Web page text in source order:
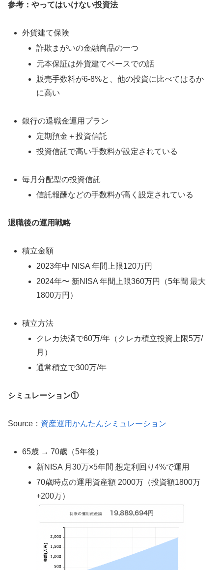
参考：やってはいけない投資法
外貨建て保険
詐欺まがいの金融商品の一つ
元本保証は外貨建てベースでの話
販売手数料が6-8%と、他の投資に比べてはるか
に高い
銀行の退職金運用プラン
定期預金＋投資信託
投資信託で高い手数料が設定されている
毎月分配型の投資信託
信託報酬などの手数料が高く設定されている
退職後の運用戦略
積立金額
2023年中 NISA 年間上限120万円
2024年〜 新NISA 年間上限360万円（5年間 最大
1800万円）
積立方法
クレカ決済で60万/年（クレカ積立投資上限5万/
月）
通常積立で300万/年
シミュレーション①
Source： 資産運用かんたんシミュレーション
65歳 → 70歳（5年後）
新NISA 月30万×5年間 想定利回り4%で運用
70歳時点の運用資産額 2000万（投資額1800万
+200万）